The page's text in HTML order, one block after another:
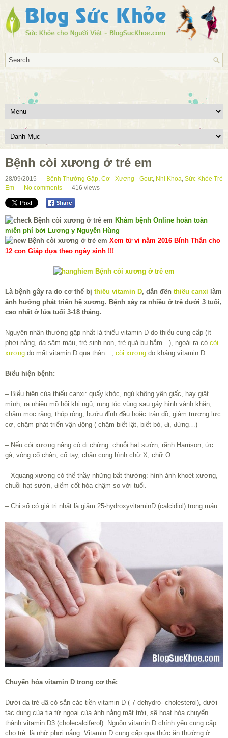
Bệnh còi xương ở trẻ em
28/09/2015 Bệnh Thường Gặp, Cơ - Xương - Gout, Nhi Khoa, Sức Khỏe Trẻ
Em
No comments 416 views
Khám bệnh Online hoàn toàn
miễn phí bởi Lương y Nguyễn Hùng
Xem tử vi năm 2016 Bính Thân cho
12 con Giáp dựa theo ngày sinh !!!
Là bệnh gây ra do cơ thể bị thiếu vitamin D, dẫn đến thiếu canxi làm
ảnh hưởng phát triển hệ xương. Bệnh xảy ra nhiều ở trẻ dưới 3 tuổi,
cao nhất ở lứa tuổi 3-18 tháng.
Nguyên nhân thường gặp nhất là thiếu vitamin D do thiếu cung cấp (ít
phơi nắng, da sậm màu, trẻ sinh non, trẻ quá bụ bẫm…), ngoài ra có còi
xương do mất vitamin D qua thận…, còi xương do kháng vitamin D.
Biểu hiện bệnh:
– Biểu hiện của thiếu canxi: quấy khóc, ngủ không yên giấc, hay giật
mình, ra nhiều mồ hôi khi ngủ, rụng tóc vùng sau gáy hình vành khăn,
chậm mọc răng, thóp rộng, bướu đỉnh đầu hoặc trán dồ, giảm trương lực
cơ, chậm phát triển vận động ( chậm biết lật, biết bò, đi, đứng…)
– Nếu còi xương nặng có di chứng: chuỗi hạt sườn, rãnh Harrison, ức
gà, vòng cổ chân, cổ tay, chân cong hình chữ X, chữ O.
– Xquang xương có thể thầy những bất thường: hình ảnh khoét xương,
chuỗi hạt sườn, điểm cốt hóa chậm so với tuổi.
– Chỉ số có giá trị nhất là giảm 25-hydroxyvitaminD (calcidiol) trong máu.
Chuyển hóa vitamin D trong cơ thể:
Dưới da trẻ đã có sẵn các tiền vitamin D ( 7 dehydro- cholesterol), dưới
tác dụng của tia tử ngoại của ánh nắng mặt trời, sẽ hoạt hóa chuyển
thành vitamin D3 (cholecalciferol). Nguồn vitamin D chính yếu cung cấp
cho trẻ là nhờ phơi nắng. Vitamin D cung cấp qua thức ăn thường ở